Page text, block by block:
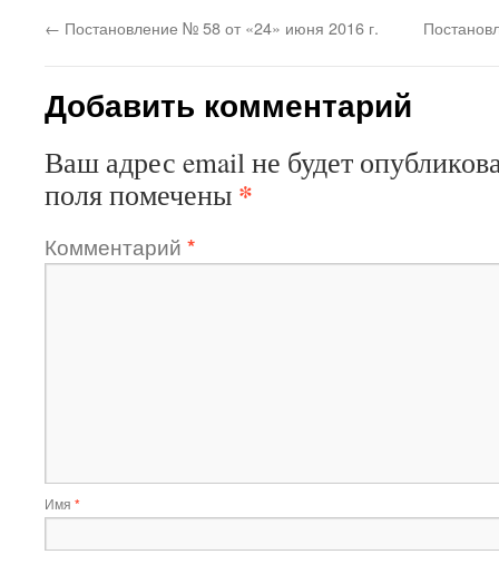
← Постановление № 58 от «24» июня 2016 г.
Добавить комментарий
Ваш адрес email не будет
поля помечены *
Комментарий *
Имя *